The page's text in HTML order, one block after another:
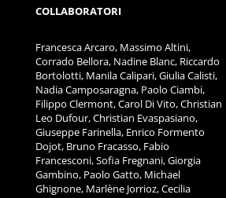
COLLABORATORI
Francesca Arcaro, Massimo Altini,
Corrado Bellora, Nadine Blanc, Riccardo
Bortolotti, Manila Calipari, Giulia Calisti,
Nadia Camposaragna, Paolo Ciambi,
Filippo Clermont, Carol Di Vito, Christian
Leo Dufour, Christian Evaspasiano,
Giuseppe Farinella, Enrico Formento
Dojot, Bruno Fracasso, Fabio
Francesconi, Sofia Fregnani, Giorgia
Gambino, Paolo Gatto, Michael
Ghignone, Marlène Jorrioz, Cecilia